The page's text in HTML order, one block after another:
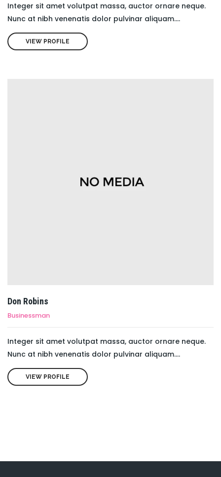
Integer sit amet volutpat massa, auctor ornare neque.
Nunc at nibh venenatis dolor pulvinar aliquam....
VIEW PROFILE
Don Robins
Businessman
Integer sit amet volutpat massa, auctor ornare neque.
Nunc at nibh venenatis dolor pulvinar aliquam....
VIEW PROFILE